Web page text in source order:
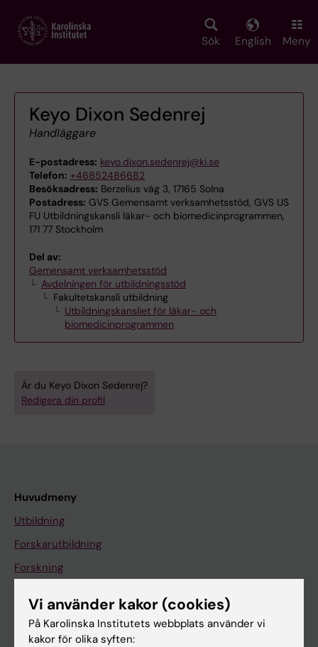
main
Sök English Meny
Keyo Dixon Sedenrej
Handläggare
E-postadress: keyo.dixon.sedenrej@ki.se
Telefon: +46852486682
Besöksadress: Berzelius väg 3, 17165 Solna
Postadress: GVS Gemensamt verksamhetsstöd, GVS US
FU Utbildningskansli läkar- och biomedicinprogrammen,
171 77 Stockholm
Del av:
Gemensamt verksamhetsstöd
Avdelningen för utbildningsstöd
Fakultetskansli utbildning
Utbildningskansliet för läkar- och
biomedicinprogrammen
Är du Keyo Dixon Sedenrej?
Redigera din profil
Huvudmeny
Utbildning
Forskarutbildning
Forskning
På gång
Vi använder kakor (cookies)
På Karolinska Institutets webbplats använder vi
kakor för olika syften: